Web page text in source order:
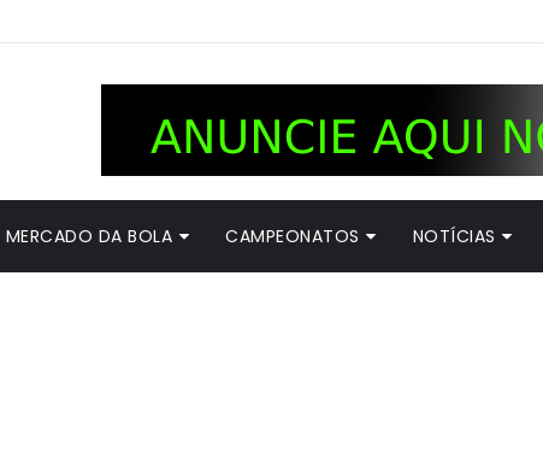
MERCADO DA BOLA CAMPEONATOS NOTÍCIAS